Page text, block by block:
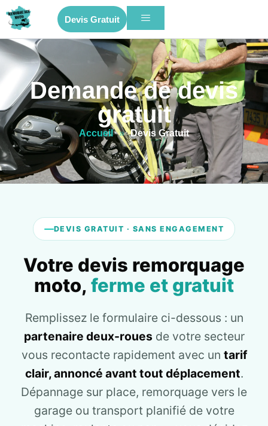
Devis Gratuit
Demande de devis
gratuit
Accueil » Devis Gratuit
DEVIS GRATUIT · SANS ENGAGEMENT
Votre devis remorquage
moto, ferme et gratuit
Remplissez le formulaire ci-dessous : un
partenaire deux-rouesde votre secteur
vous recontacte rapidement avec un tarif
clair, annoncé avant tout déplacement.
Dépannage sur place, remorquage vers le
garage ou transport planifié de votre